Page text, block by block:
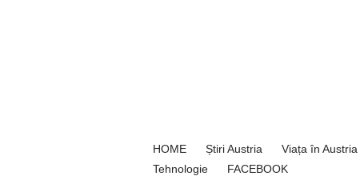
HOME Știri Austria Viața în Austria
Tehnologie
FACEBOOK